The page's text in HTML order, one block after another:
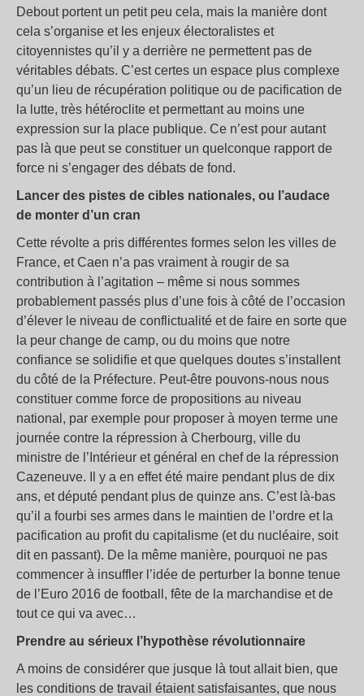
Debout portent un petit peu cela, mais la manière dont
cela s’organise et les enjeux électoralistes et
citoyennistes qu’il y a derrière ne permettent pas de
véritables débats. C’est certes un espace plus complexe
qu’un lieu de récupération politique ou de pacification de
la lutte, très hétéroclite et permettant au moins une
expression sur la place publique. Ce n’est pour autant
pas là que peut se constituer un quelconque rapport de
force ni s’engager des débats de fond.
Lancer des pistes de cibles nationales, ou l’audace
de monter d’un cran
Cette révolte a pris différentes formes selon les villes de
France, et Caen n’a pas vraiment à rougir de sa
contribution à l’agitation – même si nous sommes
probablement passés plus d’une fois à côté de l’occasion
d’élever le niveau de conflictualité et de faire en sorte que
la peur change de camp, ou du moins que notre
confiance se solidifie et que quelques doutes s’installent
du côté de la Préfecture. Peut-être pouvons-nous nous
constituer comme force de propositions au niveau
national, par exemple pour proposer à moyen terme une
journée contre la répression à Cherbourg, ville du
ministre de l’Intérieur et général en chef de la répression
Cazeneuve. Il y a en effet été maire pendant plus de dix
ans, et député pendant plus de quinze ans. C’est là-bas
qu’il a fourbi ses armes dans le maintien de l’ordre et la
pacification au profit du capitalisme (et du nucléaire, soit
dit en passant). De la même manière, pourquoi ne pas
commencer à insuffler l’idée de perturber la bonne tenue
de l’Euro 2016 de football, fête de la marchandise et de
tout ce qui va avec…
Prendre au sérieux l’hypothèse révolutionnaire
A moins de considérer que jusque là tout allait bien, que
les conditions de travail étaient satisfaisantes, que nous